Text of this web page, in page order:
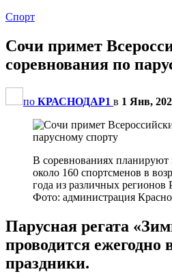
Спорт
Сочи примет
соревнования по
по КРАСНОДАР1 в 1 Янв,
В соревнованиях планируют
около 160 спортсменов в
года из различных регионов
Фото: администрация
Парусная регата
проводится ежегодно
праздники.